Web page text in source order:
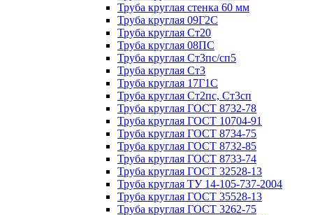
Труба круглая стенка 60 мм
Труба круглая 09Г2С
Труба круглая Ст20
Труба круглая 08ПС
Труба круглая Ст3пс/сп5
Труба круглая Ст3
Труба круглая 17Г1С
Труба круглая Ст2пс, Ст3сп
Труба круглая ГОСТ 8732-78
Труба круглая ГОСТ 10704-91
Труба круглая ГОСТ 8734-75
Труба круглая ГОСТ 8732-85
Труба круглая ГОСТ 8733-74
Труба круглая ГОСТ 32528-13
Труба круглая ТУ 14-105-737-2004
Труба круглая ГОСТ 35528-13
Труба круглая ГОСТ 3262-75